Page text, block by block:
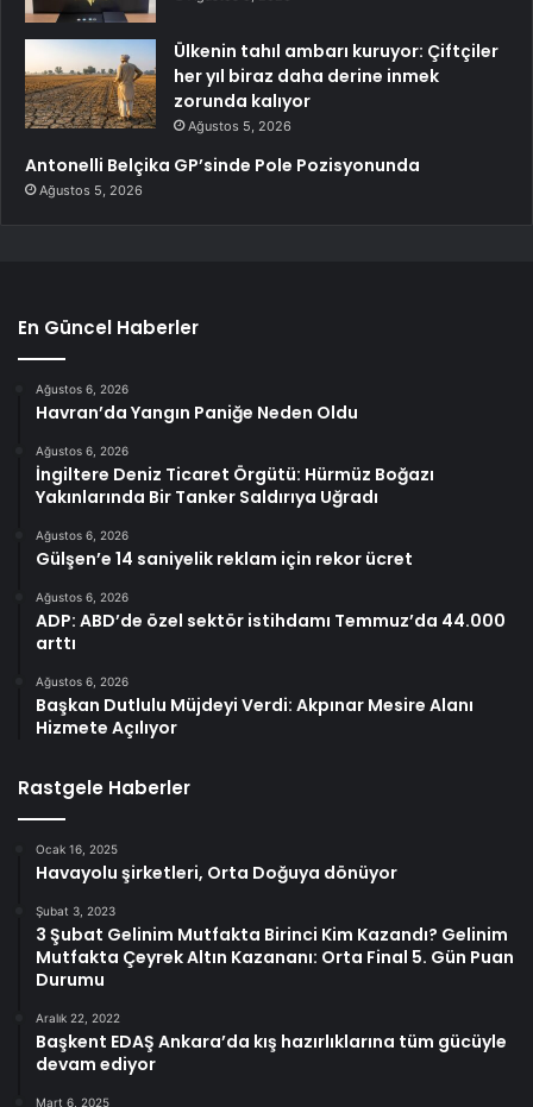
Ülkenin tahıl ambarı kuruyor: Çiftçiler
her yıl biraz daha derine inmek
zorunda kalıyor
Ağustos 5, 2026
Antonelli Belçika GP’sinde Pole Pozisyonunda
Ağustos 5, 2026
En Güncel Haberler
Ağustos 6, 2026
Havran’da Yangın Paniğe Neden Oldu
Ağustos 6, 2026
İngiltere Deniz Ticaret Örgütü: Hürmüz Boğazı
Yakınlarında Bir Tanker Saldırıya Uğradı
Ağustos 6, 2026
Gülşen’e 14 saniyelik reklam için rekor ücret
Ağustos 6, 2026
ADP: ABD’de özel sektör istihdamı Temmuz’da 44.000
arttı
Ağustos 6, 2026
Başkan Dutlulu Müjdeyi Verdi: Akpınar Mesire Alanı
Hizmete Açılıyor
Rastgele Haberler
Ocak 16, 2025
Havayolu şirketleri, Orta Doğuya dönüyor
Şubat 3, 2023
3 Şubat Gelinim Mutfakta Birinci Kim Kazandı? Gelinim
Mutfakta Çeyrek Altın Kazananı: Orta Final 5. Gün Puan
Durumu
Aralık 22, 2022
Başkent EDAŞ Ankara’da kış hazırlıklarına tüm gücüyle
devam ediyor
Mart 6, 2025